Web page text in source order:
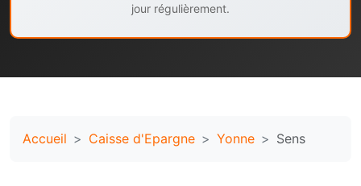
jour régulièrement.
Accueil Caisse d'Epargne Yonne Sens